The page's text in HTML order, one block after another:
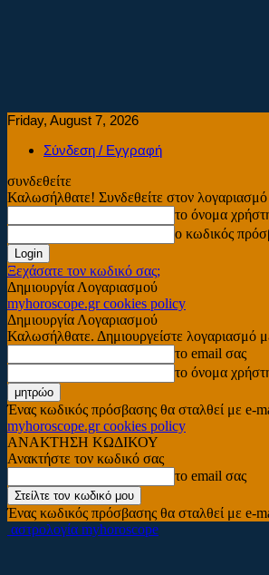
Friday, August 7, 2026
Σύνδεση / Εγγραφή
συνδεθείτε
Καλωσήλθατε! Συνδεθείτε στον
το όνομα
ο κωδικός
Ξεχάσατε τον κωδικό σας;
Δημιουργία Λογαριασμού
myhoroscope.gr cookies policy
Δημιουργία Λογαριασμού
Καλωσήλθατε. Δημιουργείστε λογαριασμό
το email σας
το όνομα
Ένας κωδικός πρόσβασης θα σταλθεί με e-
myhoroscope.gr cookies policy
ΑΝΑΚΤΗΣΗ ΚΩΔΙΚΟΥ
Ανακτήστε τον κωδικό σας
το email σας
Ένας κωδικός πρόσβασης θα σταλθεί με e-
αστρολογία myhoroscope